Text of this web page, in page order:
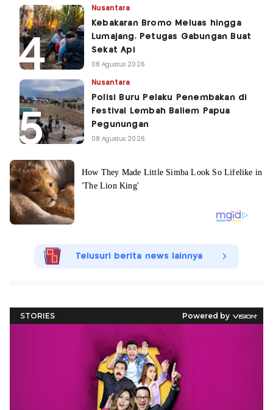
Nusantara
Kebakaran Bromo Meluas hingga
Lumajang, Petugas Gabungan Buat
Sekat Api
08 Agustus 2026
Nusantara
Polisi Buru Pelaku Penembakan di
Festival Lembah Baliem Papua
Pegunungan
08 Agustus 2026
Telusuri berita news lainnya